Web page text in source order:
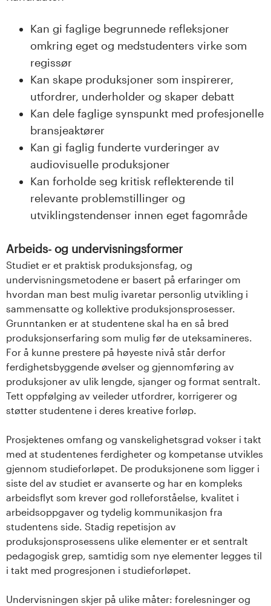
Kan gi faglige begrunnede refleksjoner
omkring eget og medstudenters virke som
regissør
Kan skape produksjoner som inspirerer,
utfordrer, underholder og skaper debatt
Kan dele faglige synspunkt med profesjonelle
bransjeaktører
Kan gi faglig funderte vurderinger av
audiovisuelle produksjoner
Kan forholde seg kritisk reflekterende til
relevante problemstillinger og
utviklingstendenser innen eget fagområde
Arbeids- og undervisningsformer
Studiet er et praktisk produksjonsfag, og
undervisningsmetodene er basert på erfaringer om
hvordan man best mulig ivaretar personlig utvikling i
sammensatte og kollektive produksjonsprosesser.
Grunntanken er at studentene skal ha en så bred
produksjonserfaring som mulig før de uteksamineres.
For å kunne prestere på høyeste nivå står derfor
ferdighetsbyggende øvelser og gjennomføring av
produksjoner av ulik lengde, sjanger og format sentralt.
Tett oppfølging av veileder utfordrer, korrigerer og
støtter studentene i deres kreative forløp.
Prosjektenes omfang og vanskelighetsgrad vokser i takt
med at studentenes ferdigheter og kompetanse utvikles
gjennom studieforløpet. De produksjonene som ligger i
siste del av studiet er avanserte og har en kompleks
arbeidsflyt som krever god rolleforståelse, kvalitet i
arbeidsoppgaver og tydelig kommunikasjon fra
studentens side. Stadig repetisjon av
produksjonsprosessens ulike elementer er et sentralt
pedagogisk grep, samtidig som nye elementer legges til
i takt med progresjonen i studieforløpet.
Undervisningen skjer på ulike måter: forelesninger og